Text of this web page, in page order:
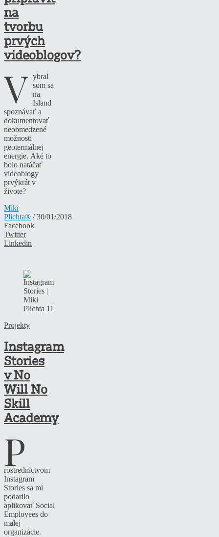
na
tvorbu
prvých
videoblogov?
V ybral
som sa
na
Island
spoznávať a
dokumentovať
neobmedzené
možnosti
geotermálnej
energie. Aké to
bolo natáčať
videoblogy
prvýkrát v
živote?
Miki
Plichta® / 30/01/2018
Facebook
Twitter
Linkedin
Projekty
Instagram
Stories
v No
Will No
Skill
Academy
P
rostredníctvom
Instagram
Stories sa mi
podarilo
aplikovať Social
Employees do
malej
organizácie.